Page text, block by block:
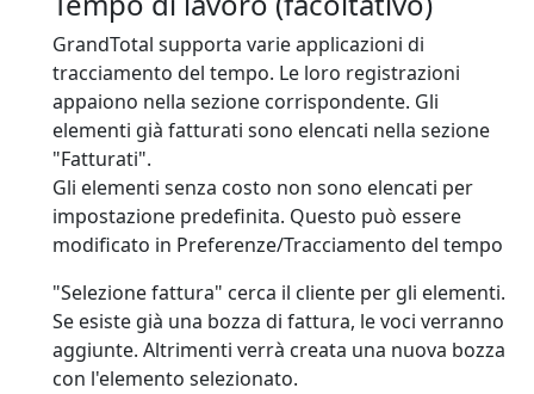
GrandTotal supporta varie applicazioni di
tracciamento del tempo. Le loro registrazioni
appaiono nella sezione corrispondente. Gli
elementi già fatturati sono elencati nella sezione
"Fatturati".
Gli elementi senza costo non sono elencati per
impostazione predefinita. Questo può essere
modificato in Preferenze/Tracciamento del tempo
"Selezione fattura" cerca il cliente per gli elementi.
Se esiste già una bozza di fattura, le voci verranno
aggiunte. Altrimenti verrà creata una nuova bozza
con l'elemento selezionato.